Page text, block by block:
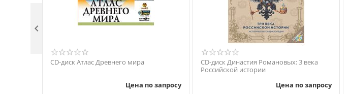
CD-диск Атлас Древнего мира
Цена по запросу
CD-диск Династия Романовых: 3 века
Российской истории
Цена по запросу
